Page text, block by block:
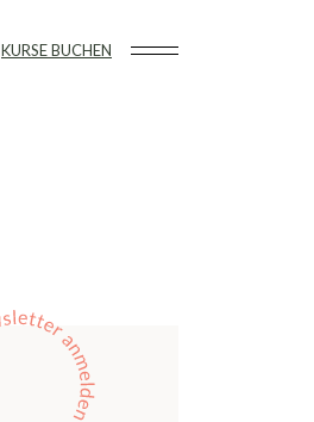
KURSE BUCHEN